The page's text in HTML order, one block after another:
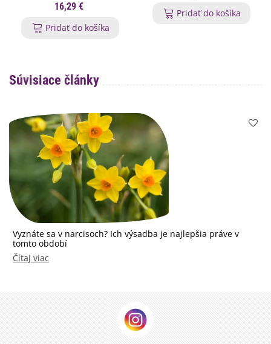
16,29 €
Pridať do košíka
Pridať do košíka
Súvisiace články
Vyznáte sa v narcisoch? Ich výsadba je najlepšia práve v
tomto období
Čítaj viac